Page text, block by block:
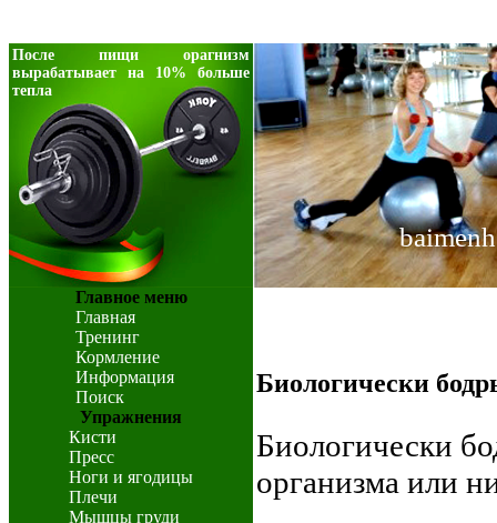
После пищи орагнизм
вырабатывает на 10% больше
тепла
Главное меню
Главная
Тренинг
Кормление
Информация
Поиск
Упражнения
Кисти
Пресс
Ноги и ягодицы
Плечи
Мышцы груди
Биологически
Биологически
организма или